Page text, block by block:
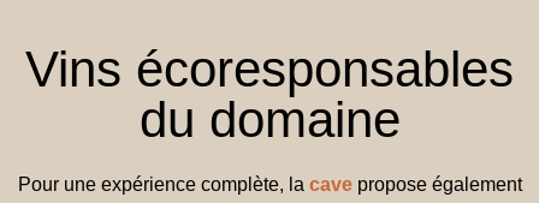
Vins écoresponsables
du domaine
Pour une expérience complète, la cavepropose également